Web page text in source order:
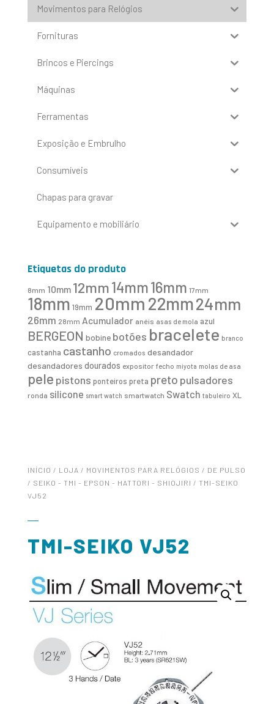
Movimentos para Relógios
Fornituras
Brincos e Piercings
Máquinas
Ferramentas
Exposição e Embrulho
Consumíveis
Chapas para gravar
Equipamento e mobiliário
Etiquetas do produto
8mm 10mm 12mm14mm16mm 17mm
18mm 19mm 20mm 22mm24mm
26mm 28mm Acumulador anéis asas de mola azul
BERGEON bobine botões bracelete branco
castanha castanho cromados desandador
desandadores dourados expositor fecho miyota molas de asa
pele pistons ponteiros preta preto pulsadores
ronda silicone smart watch smartwatch Swatch tabuleiro XL
INÍCIO / LOJA / MOVIMENTOS PARA RELÓGIOS / DE PULSO
/ SEIKO - TMI - EPSON - HATTORI - SHIOJIRI / TMI-SEIKO
VJ52
TMI-SEIKO VJ52